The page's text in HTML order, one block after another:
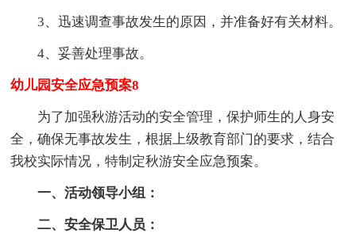
3、迅速调查事故发生的原因，并准备好有关材料。
4、妥善处理事故。
幼儿园安全应急预案8
为了加强秋游活动的安全管理，保护师生的人身安
全，确保无事故发生，根据上级教育部门的要求，结合
我校实际情况，特制定秋游安全应急预案。
一、活动领导小组：
二、安全保卫人员：